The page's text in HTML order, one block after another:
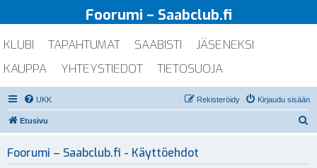
Foorumi – Saabclub.fi
KLUBI TAPAHTUMAT SAABISTI
JÄSENEKSI
KAUPPA
YHTEYSTIEDOT TIETOSUOJA
UKK Kirjaudu sisään
Rekisteröidy
Etusivu
Foorumi – Saabclub.fi - Käyttöehdot